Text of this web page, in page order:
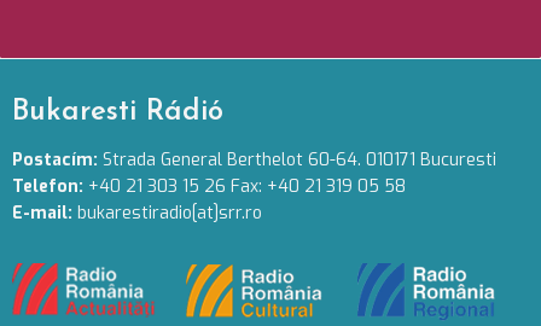
Bukaresti Rádió
Postacím: Strada General Berthelot 60-64. 010171 Bucuresti
Telefon: +40 21 303 15 26 Fax: +40 21 319 05 58
E-mail: bukarestiradio[at]srr.ro